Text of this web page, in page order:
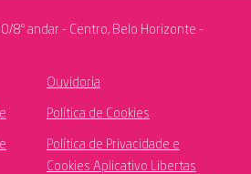
8º andar - Centro, Belo Horizonte -
Ouvidoria
Política de Cookies
Política de Privacidade e
Cookies Aplicativo Libertas